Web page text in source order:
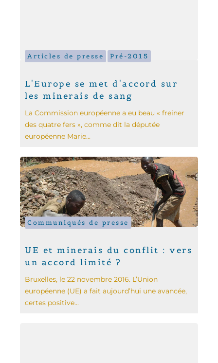
Articles de presse Pré-2015
L'Europe se met d'accord sur
les minerais de sang
La Commission européenne a eu beau « freiner
des quatre fers », comme dit la députée
européenne Marie...
Communiqués de presse
UE et minerais du conflit : vers
un accord limité ?
Bruxelles, le 22 novembre 2016. L’Union
européenne (UE) a fait aujourd’hui une avancée,
certes positive...